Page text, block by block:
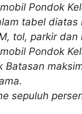
Pondok
tabel diatas
tol, parkir dan
Pondok
Batasan
sepuluh